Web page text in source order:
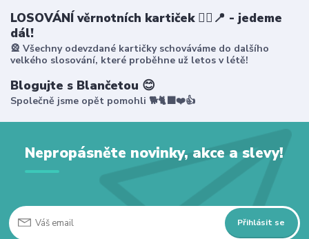
LOSOVÁNÍ věrnotních kartiček 🤸‍♀️📍 - jedeme
dál!
🎡 Všechny odevzdané kartičky schováváme do dalšího
velkého slosování, které proběhne už letos v létě!
Blogujte s Blančetou 😊
Společně jsme opět pomohli 🐕🐈‍⬛❤️👍
Nepropásněte novinky, akce a slevy!
Přihlásit se